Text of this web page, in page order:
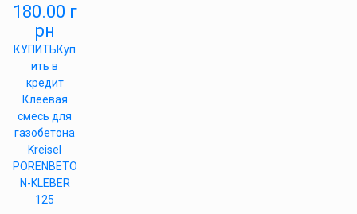
180.00 г
рн
КУПИТЬКуп
ить в
кредит
Клеевая
смесь для
газобетона
Kreisel
PORENBETO
N-KLEBER
125